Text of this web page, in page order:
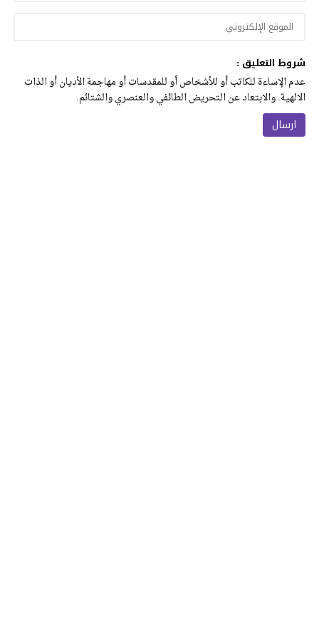
شروط التعليق :
عدم الإساءة للكاتب أو للأشخاص أو للمقدسات أو مهاجمة الأديان أو الذات
الالهية. والابتعاد عن التحريض الطائفي والعنصري والشتائم.